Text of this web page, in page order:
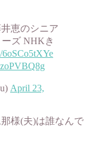
恵のシニア
ズ NHKき
6oSCo5tXYe
April 23,
様(夫)は誰なんで